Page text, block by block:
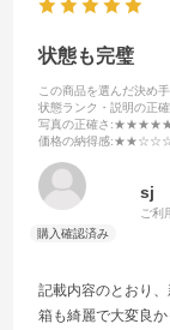
状態も完璧
この商品を選んだ決め手
状態ランク・説明の正確
写真の正確さ :★★★★★
価格の納得感:★★☆☆☆
sj
ご利
記載内容のとおり
箱も綺麗で大変良か